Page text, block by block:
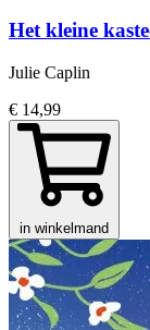
Het kleine
Julie Caplin
€ 14,99
in winkelmand